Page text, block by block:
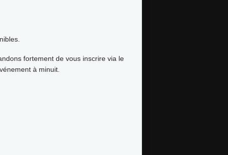
fortement de vous inscrire via le
à minuit.